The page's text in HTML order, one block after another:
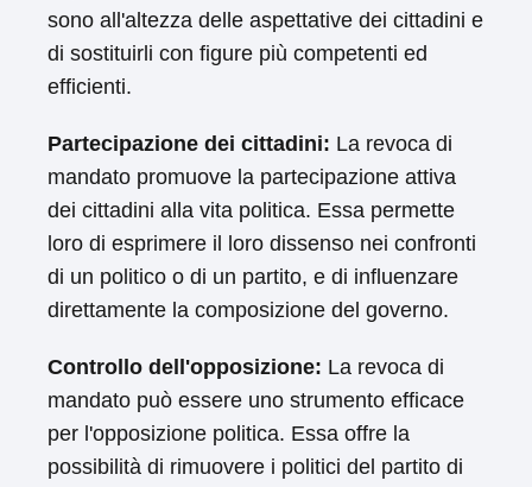
sono all'altezza delle aspettative dei cittadini e
di sostituirli con figure più competenti ed
efficienti.
Partecipazione dei cittadini: La revoca di
mandato promuove la partecipazione attiva
dei cittadini alla vita politica. Essa permette
loro di esprimere il loro dissenso nei confronti
di un politico o di un partito, e di influenzare
direttamente la composizione del governo.
Controllo dell'opposizione: La revoca di
mandato può essere uno strumento efficace
per l'opposizione politica. Essa offre la
possibilità di rimuovere i politici del partito di